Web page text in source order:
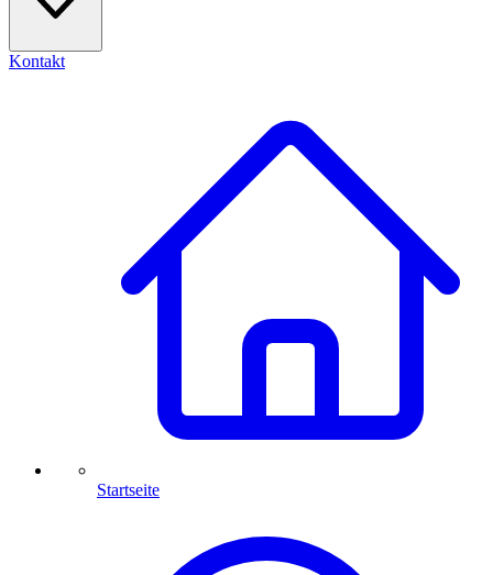
Kontakt
Startseite